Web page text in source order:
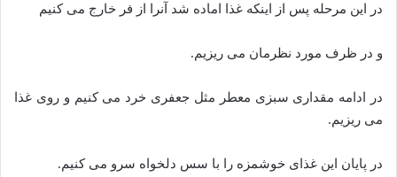
در این مرحله پس از اینکه غذا اماده شد آنرا از فر خارج می کنیم
و در ظرف مورد نظرمان می ریزیم.
در ادامه مقداری سبزی معطر مثل جعفری خرد می کنیم و روی غذا
می ریزیم.
در پایان این غذای خوشمزه را با سس دلخواه سرو می کنیم.